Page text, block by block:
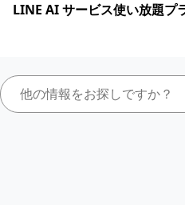
LINE AI サービス使い放題プ